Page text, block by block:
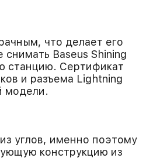
что делает его
Baseus Shining
станцию. Сертификат
и разъема Lightning
модели.
углов, именно поэтому
конструкцию из